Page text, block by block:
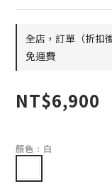
全店，訂單（折扣
免運費
NT$6,900
顏色 : 白